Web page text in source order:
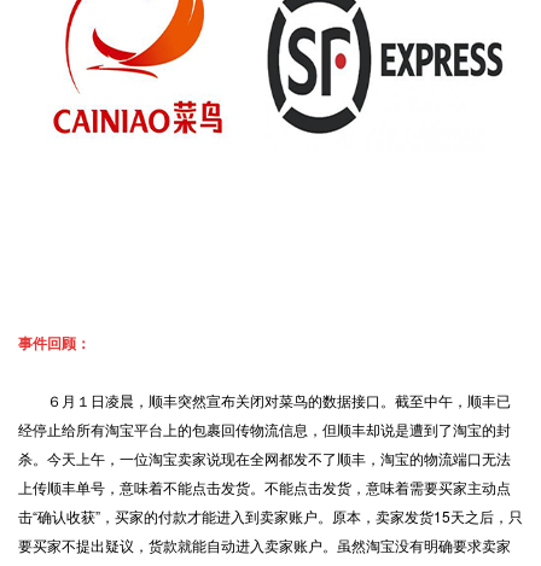
事件回顾：
６月１日凌晨，顺丰突然宣布关闭对菜鸟的数据接口。截至中午，顺丰已
经停止给所有淘宝平台上的包裹回传物流信息，但顺丰却说是遭到了淘宝的封
杀。今天上午，一位淘宝卖家说现在全网都发不了顺丰，淘宝的物流端口无法
上传顺丰单号，意味着不能点击发货。不能点击发货，意味着需要买家主动点
击“确认收获”，买家的付款才能进入到卖家账户。原本，卖家发货15天之后，只
要买家不提出疑议，货款就能自动进入卖家账户。虽然淘宝没有明确要求卖家